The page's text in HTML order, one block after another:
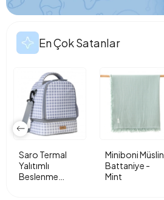
En Çok Satanlar
Saro Termal
Yalıtımlı
Beslenme
Miniboni Müslin
Battaniye -
Mint